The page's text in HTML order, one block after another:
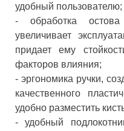
удобный пользователю;
- обработка
увеличивает
придает ему
факторов влияния;
- эргономика ручки,
качественного
удобно разместить
- удобный